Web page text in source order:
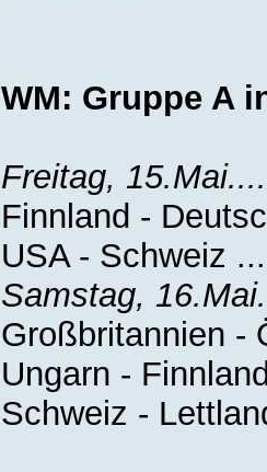
WM: Gruppe A
Freitag,
Finnland -
USA - Schweiz
Samstag,
Großbritannien -
Ungarn -
Schweiz -